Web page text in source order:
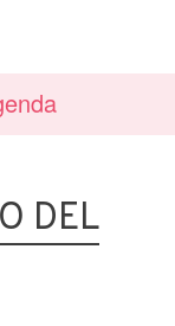
DEL